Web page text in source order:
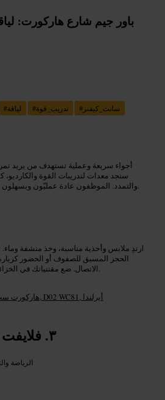
باور جيم شارع هاركورت:
#لياقة #تدريب_قوة # سانت_كيفنز
أجواء سريعة وعملية تستهدف من يريد
ستجد معدات لتدريبات القوة
والتمدد. الموظفون عادة عمليّون ويسهلون الوصول للمعدات الأساسية.
ارتدِ ملابس وأحذية مناسبة، وخذ منشفة
الحجز المسبق للصفوف أو الحضور
الاتصال. ضع مقتنياتك في الخزائن المتاحة وانطلق للتدريب.
33 هاركورت ست, سانت كيفنز, دبلن, D02 WC81, أيرلندا
الرياضة